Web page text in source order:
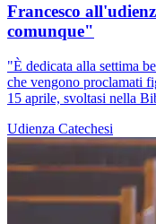
Francesco
comunque"
"È dedicata alla settima
che vengono proclamati
15 aprile, svoltasi nella
Udienza Catechesi